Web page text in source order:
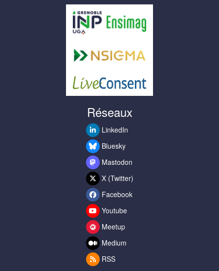
Réseaux
LinkedIn
Bluesky
Mastodon
X (Twitter)
Facebook
Youtube
Meetup
Medium
RSS